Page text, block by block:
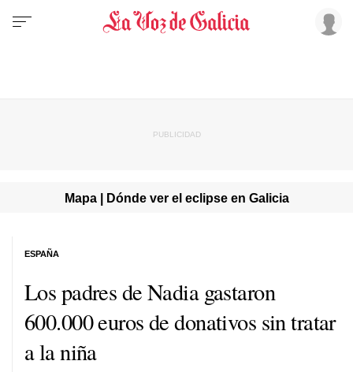
Mapa | Dónde ver el eclipse en Galicia
Los padres de Nadia gastaron
600.000 euros de donativos sin tratar
a la niña
ESPAÑA